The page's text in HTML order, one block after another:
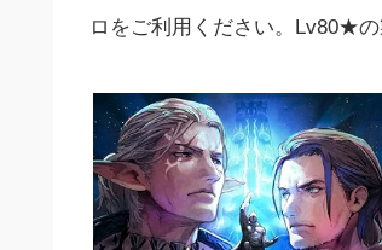
ロをご利用ください。Lv80★